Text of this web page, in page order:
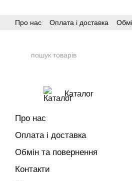
Про нас
Оплата і доставка
Каталог
Про нас
Оплата і доставка
Обмін та повернення
Контакти